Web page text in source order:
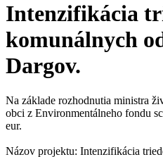
Intenzifikácia
komunálnych
Dargov.
Na základe rozhodnutia ministra
obci z Environmentálneho fondu
eur.
Názov projektu: Intenzifikácia